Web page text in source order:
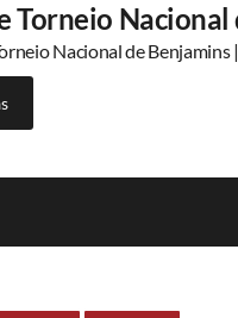
Nacional
Nacional de Benjamins